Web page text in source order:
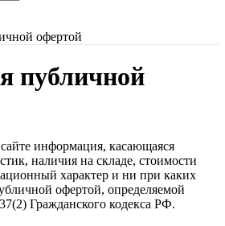
офертой
публичной
информация, касающаяся
наличия на складе, стоимости
характер и ни при каких
офертой, определяемой
Гражданского кодекса РФ.